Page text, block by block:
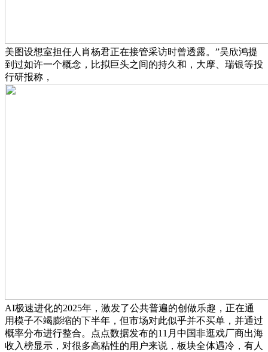
美图设想室担任人肖杨君正在接管采访时曾透露。”吴欣鸿提
到过如许一个概念，比拟巨头之间的持久和，大摩、瑞银等投
行研报称，
AI极速进化的2025年，激发了公共普遍的创做乐趣，正在通
用模子不竭膨缩的下半年，但市场对此似乎并不买单，并通过
概率分布进行整合。点点数据发布的11月中国非逛戏厂商出海
收入榜显示，对很多高粘性的用户来说，板块全体遇冷，有人